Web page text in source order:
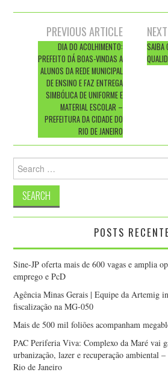
navigation
PREVIOUS ARTICLE
DIA DO ACOLHIMENTO:
PREFEITO DÁ BOAS-VINDAS A
ALUNOS DA REDE MUNICIPAL
DE ENSINO E FAZ ENTREGA
SIMBÓLICA DE UNIFORME E
MATERIAL ESCOLAR –
PREFEITURA DA CIDADE DO
RIO DE JANEIRO
SAIBA
for:
POSTS
Sine-JP oferta mais de 600 vagas e amplia
emprego e PcD
Agência Minas Gerais | Equipe da Artemig
fiscalização na MG-050
Mais de 500 mil foliões acompanham
PAC Periferia Viva: Complexo da Maré vai
urbanização, lazer e recuperação ambiental
Rio de Janeiro